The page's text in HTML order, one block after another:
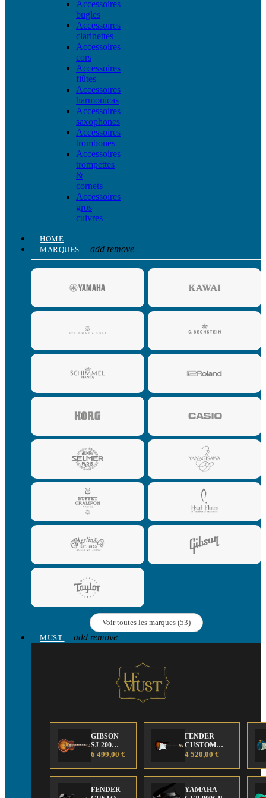
Accessoires
bugles
Accessoires
clarinettes
Accessoires
cors
Accessoires
flûtes
Accessoires
harmonicas
Accessoires
saxophones
Accessoires
trombones
Accessoires
trompettes
&
cornets
Accessoires
gros
cuivres
HOME
MARQUES
add remove
Voir toutes les marques (53)
MUST
add remove
GIBSON
SJ-200
Anniversary
Edition
6 499,00 €
FENDER
CUSTOM
SHOP Strat 63'
4 520,00 €
FENDER
YAMAHA